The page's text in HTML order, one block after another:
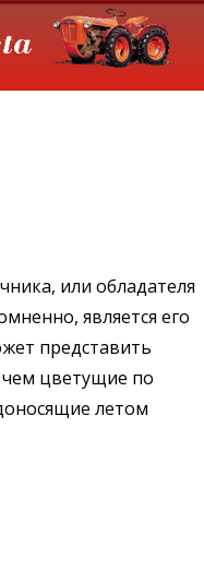
или обладателя
является его
представить
чем цветущие по
летом